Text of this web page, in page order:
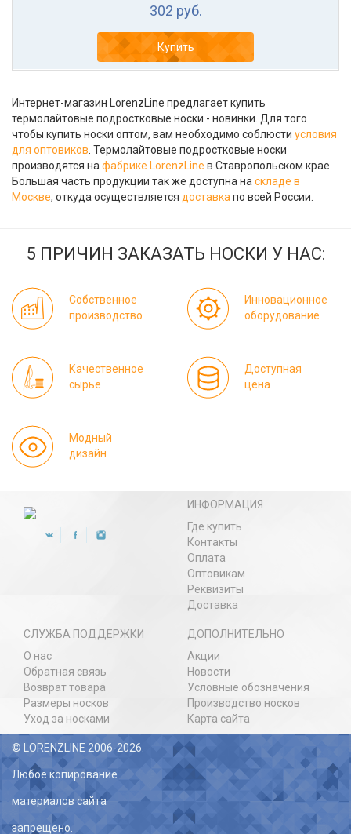
302 руб.
Купить
Интернет-магазин LorenzLine предлагает купить
термолайтовые подростковые носки - новинки. Для того
чтобы купить носки оптом, вам необходимо соблюсти условия
для оптовиков. Термолайтовые подростковые носки
производятся нафабрике LorenzLine в Ставропольском крае.
Большая часть продукции так же доступна наскладе в
Москве, откуда осуществляется доставкапо всей России.
5 ПРИЧИН ЗАКАЗАТЬ НОСКИ У НАС:
Собственное
производство
Инновационное
оборудование
Качественное
сырье
Доступная
цена
Модный
дизайн
ИНФОРМАЦИЯ
Где купить
Контакты
Оплата
Оптовикам
Реквизиты
Доставка
СЛУЖБА ПОДДЕРЖКИ
О нас
Обратная связь
Возврат товара
Размеры носков
Уход за носками
ДОПОЛНИТЕЛЬНО
Акции
Новости
Условные обозначения
Производство носков
Карта сайта
© LORENZLINE 2006-2026.
Любое копирование
материалов сайта
запрещено.